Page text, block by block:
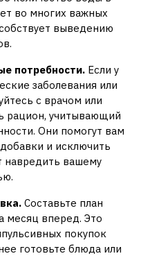
во многих важных
выведению
потребности.Если у
заболевания или
с врачом или
рацион, учитывающий
Они помогут вам
и исключить
навредить вашему
Составьте план
месяц вперед. Это
покупок
готовьте блюда или